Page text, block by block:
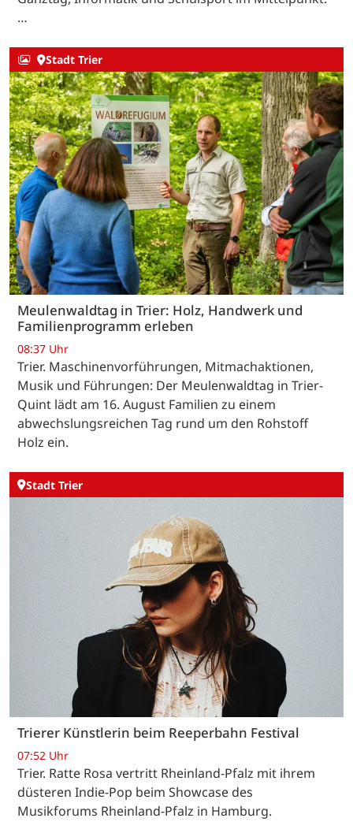
…
Stadt Trier
Meulenwaldtag in Trier: Holz, Handwerk und
Familienprogramm erleben
08:37 Uhr
Trier. Maschinenvorführungen, Mitmachaktionen,
Musik und Führungen: Der Meulenwaldtag in Trier-
Quint lädt am 16. August Familien zu einem
abwechslungsreichen Tag rund um den Rohstoff
Holz ein.
Stadt Trier
Trierer Künstlerin beim Reeperbahn Festival
07:52 Uhr
Trier. Ratte Rosa vertritt Rheinland-Pfalz mit ihrem
düsteren Indie-Pop beim Showcase des
Musikforums Rheinland-Pfalz in Hamburg.